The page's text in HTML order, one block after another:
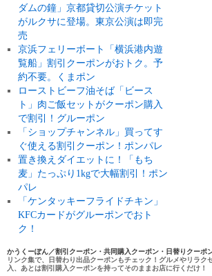
ダムの鐘」京都貸切公演チケット
がルクサに登場。東京公演は即完
売
京浜フェリーボート「横浜港内遊
覧船」割引クーポンがおトク。予
約不要。くまポン
ローストビーフ油そば「ビース
ト」肉ご飯セットがクーポン購入
で割引！グルーポン
「ショップチャンネル」買ってす
ぐ使える割引クーポン！ポンパレ
置き換えダイエットに！「もち
麦」たっぷり1kgで大幅割引！ポン
パレ
「ケンタッキーフライドチキン」
KFCカードがグルーポンでおト
ク！
かうくーぽん／割引クーポン・共同購入クーポン・日替りクーポ
リンク集で、日替わり出品クーポンもチェック！グルメやリラ
入、あとは割引購入クーポンを持ってそのままお店に行くだけ！